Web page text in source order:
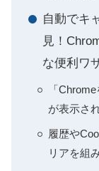
自動でキ
見！
な便利ワ
「
が表示さ
履歴や
リアを組